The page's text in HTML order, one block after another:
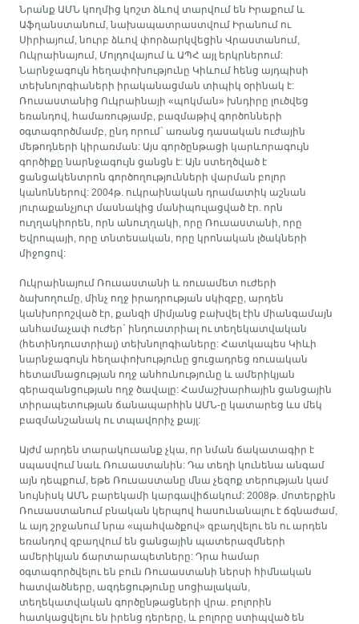
Նրանք ԱՄՆ կողմից կոշտ ձևով տարվում են Իրաքում և
Աֆղանստանում, նախապատրաստվում Իրանում ու
Սիրիայում, նուրբ ձևով փորձարկվեցին Վրաստանում,
Ուկրաինայում, Մոլդովայում և ԱՊՀ այլ երկրներում:
Նարնջագույն հեղափոխությունը Կիևում հենց այդպիսի
տեխնոլոգիաների իրականացման տիպիկ օրինակ է:
Ռուսաստանից Ուկրաինայի «պոկման» խնդիրը լուծվեց
եռանդով, համառությամբ, բազմաթիվ գործոնների
օգտագործմամբ, ընդ որում` առանց դասական ուժային
մեթոդների կիրառման: Այս գործընթացի կարևորագույն
գործիքը նարնջագույն ցանցն է: Այն ստեղծված է
ցանցակենտրոն գործողությունների վարման բոլոր
կանոններով: 2004թ. ուկրաինական դրամատիկ աշնան
յուրաքանչյուր մասնակից մանիպուլացված էր. որն
ուղղակիորեն, որն անուղղակի, որը Ռուսաստանի, որը
Եվրոպայի, որը տնտեսական, որը կրոնական լծակների
միջոցով:
Ուկրաինայում Ռուսաստանի և ռուսամետ ուժերի
ձախողումը, մինչ ողջ իրադրության սկիզբը, արդեն
կանխորոշված էր, քանզի միմյանց բախվել էին միանգամայն
անհամաչափ ուժեր` ինդուստրիալ ու տեղեկատվական
(հետինդուստրիալ) տեխնոլոգիաները: Հատկապես Կիևի
նարնջագույն հեղափոխությունը ցուցադրեց ռուսական
հետամնացության ողջ անհունությունը և ամերիկյան
գերազանցության ողջ ծավալը: Համաշխարհային ցանցային
տիրապետության ճանապարհին ԱՄՆ-ը կատարեց ևս մեկ
բազմանշանակ ու տպավորիչ քայլ:
Այժմ արդեն տարակուսանք չկա, որ նման ճակատագիր է
սպասվում նաև Ռուսաստանին: Դա տեղի կունենա անգամ
այն դեպքում, եթե Ռուսաստանը մնա չեզոք տերության կամ
նույնիսկ ԱՄՆ բարեկամի կարգավիճակում: 2008թ. մոտերքին
Ռուսաստանում բնական կերպով հասունանալու է ճգնաժամ,
և այդ շրջանում նրա «պահվածքով» զբաղվելու են ու արդեն
եռանդով զբաղվում են ցանցային պատերազմների
ամերիկյան ճարտարապետները: Դրա համար
օգտագործվելու են բուն Ռուսաստանի ներսի հիմնական
հատվածները, ազդեցությունը սոցիալական,
տեղեկատվական գործընթացների վրա. բոլորին
հատկացվելու են իրենց դերերը, և բոլորը ստիպված են